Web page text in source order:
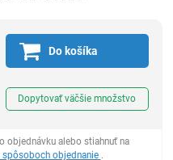
Do košíka
Dopytovať väčšie množstvo
objednávku alebo stiahnuť na
spôsoboch objednanie .